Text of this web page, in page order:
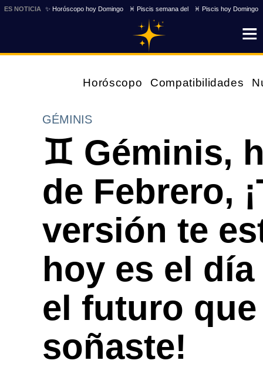
ES NOTICIA ✨ Horóscopo hoy Domingo ♓ Piscis semana del ♓ Piscis hoy Domingo
Horóscopo Compatibilidades
GÉMINIS
♊ Géminis,
de Febrero,
versión te
hoy es el
el futuro
soñaste!